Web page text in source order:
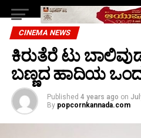
CINEMA NEWS
ಕಿರುತೆರೆ ಟು
ಬಣ್ಣದ ಹಾದಿಯ
Published 4 years ago on
By popcornkannada.com